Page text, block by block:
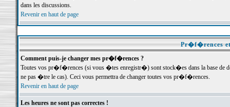
dans les discussions.
Revenir en haut de page
Pr�f�rences
Comment puis-je changer mes pr�f�rences ?
Toutes vos pr�f�rences (si vous �tes enregistr�) sont stock�es dans la base de
ne pas �tre le cas). Ceci vous permettra de changer toutes vos pr�f�rences.
Revenir en haut de page
Les heures ne sont pas correctes !